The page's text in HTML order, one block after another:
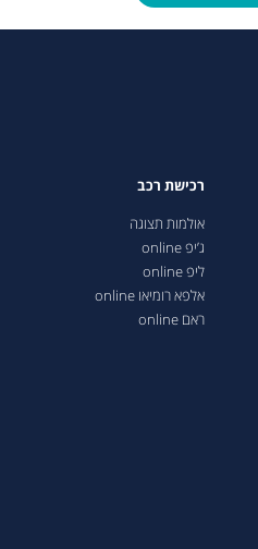
רכישת רכב
אולמות תצוגה
ג’יפ online
ליפ online
אלפא רומיאו online
ראם online